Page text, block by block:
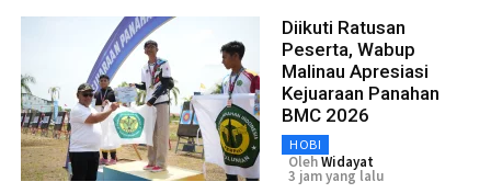
Diikuti Ratusan
Peserta, Wabup
Malinau Apresiasi
Kejuaraan Panahan
BMC 2026
HOBI
OlehWidayat
3 jam yang lalu